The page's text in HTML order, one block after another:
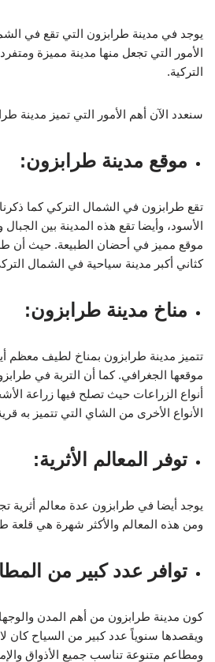
2- كما أنه عليك قبل إتمام عملية
الغرفة التي تم اختيارها تلبي لك كل
الفنادق تتنوع بتنوع الفنادق وتقييمات.
3- يفضل أن تحجز في موسم العروض
تكون فترة العروض بعد انتهاء الموسم
4- كما يفضل أن تكون على علم في
5- من أهم النصائح عندما تريد حجز
من الرسوم الضريبية قبل إتمام عملية
يوجد في مدينة طرابزون التي تقع في
الأمور التي تجعل منها مدينة مميزة
التركية.
سنعدد الآن أهم الأمور التي تميز مدينة
موقع مدينة طرابزون:
تقع طرابزون في الشمال التركي كما
الأسود، وأيضا تقع هذه المدينة بين الجبال
موقع مميز في أحضان الطبيعة. حيث أن
كثاني أكبر مدينة سياحية في الشمال
مناخ مدينة طرابزون:
تتميز مدينة طرابزون بمناخ لطيف معظم
موقعها الجغرافي. كما أن التربة في
أنواع الزراعات حيث تصلح فيها زراعة
الأنواع الأخرى من الشاي التي تتميز به
توفر المعالم الأثرية:
يوجد أيضا في طرابزون عدة معالم أثرية
ومن هذه المعالم والأكثر شهرة هي قلعة
توافر عدد كبير من
كون مدينة طرابزون من أهم المدن
ويقصدها سنوياً عدد كبير من السياح كان
ومطاعم متنوعة تناسب جميع الأذواق